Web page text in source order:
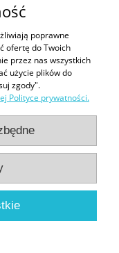
trakcie procesu składania
- zapraszamy do
|Kompas Suunto
do nurkowania
Arrasowa 13, 01-981
| NIP: 9522139902 |
poprawne
ofertę do Twoich
przez nas wszystkich
użycie plików do
zgody".
Polityce prywatności.